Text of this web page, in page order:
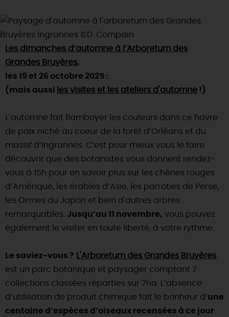
CE WEEK-END
CETTE SEMAINE
TOUT L'AGENDA
Les dimanches d’automne à l’Arboretum des
Grandes Bruyères,
les 19 et 26 octobre 2025 :
(mais aussi les visites et les ateliers d'automne !)
L’automne fait flamboyer les couleurs dans ce havre
de paix niché au coeur de la forêt d’Orléans et du
massif d’Ingrannes. C’est pour mieux vous le faire
découvrir que des botanistes vous donnent rendez-
vous à 15h pour en savoir plus sur les chênes rouges
d’Amérique, les érables d’Asie, les parroties de Perse,
les Ormes du Japon et bien d'autres arbres
remarquables. Jusqu’au 11 novembre, vous pouvez
également le visiter en toute liberté, à votre rythme.
Le saviez-vous ? L'Arboretum des Grandes Bruyères
est un parc botanique et paysager comptant 7
collections classées réparties sur 7ha. L’absence
d’utilisation de produit chimique fait le bonheur d’une
centaine d’espèces d’oiseaux recensées à ce jour